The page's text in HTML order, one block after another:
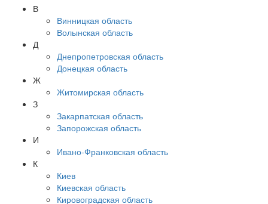
В
Винницкая область
Волынская область
Д
Днепропетровская область
Донецкая область
Ж
Житомирская область
З
Закарпатская область
Запорожская область
И
Ивано-Франковская область
К
Киев
Киевская область
Кировоградская область